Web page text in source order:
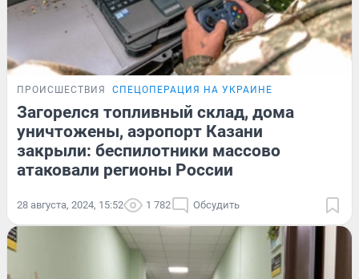
ПРОИСШЕСТВИЯ СПЕЦОПЕРАЦИЯ НА УКРАИНЕ
Загорелся топливный склад, дома
уничтожены, аэропорт Казани
закрыли: беспилотники массово
атаковали регионы России
28 августа, 2024, 15:52 1 782 Обсудить